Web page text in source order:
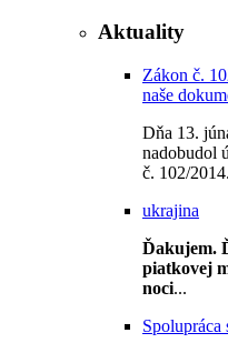
Aktuality
Zákon č.
naše
Dňa 13.
nadobudol
č. 102/
ukrajina
Ďakujem.
piatkovej
noci...